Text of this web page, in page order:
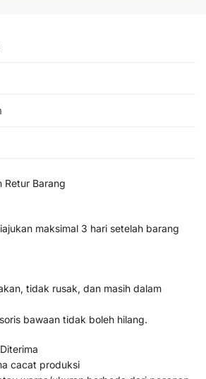
Retur Barang
maksimal 3 hari setelah barang
tidak rusak, dan masih dalam
bawaan tidak boleh hilang.
cacat produksi